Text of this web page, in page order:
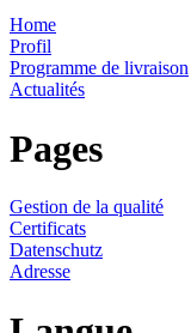
Home
Profil
Programme de livraison
Actualités
Pages
Gestion de la qualité
Certificats
Datenschutz
Adresse